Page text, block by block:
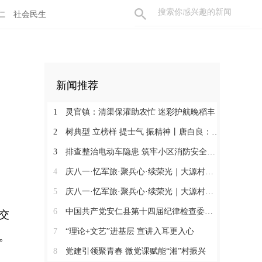
社会民生
新闻推荐
1 灵官镇：清渠保灌助农忙 迷彩护航晚稻丰
2 树典型 立榜样 提士气 振精神丨唐白良：三十载丹心映党徽 一腔热血暖万家
3 排查整治电动车隐患 筑牢小区消防安全防线
4 庆八一·忆军旅·聚兵心·续荣光｜大源村退役军人共话初心
5 庆八一·忆军旅·聚兵心·续荣光｜大源村退役军人共话初心
6 中国共产党安仁县第十四届纪律检查委员会召开第一次全体会议
7 “理论+文艺”进基层 宣讲入耳更入心
8 党建引领聚青春 微党课赋能“湘”村振兴